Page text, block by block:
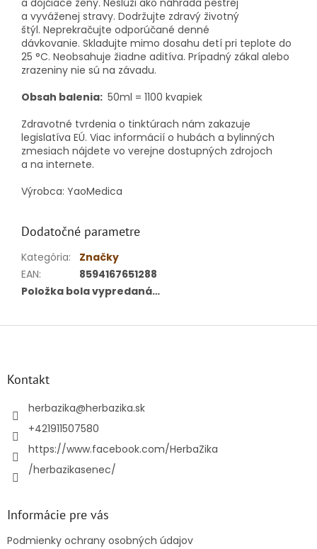
a dojčiace ženy. Neslúži ako náhrada pestrej
a vyváženej stravy. Dodržujte zdravý životný
štýl. Neprekračujte odporúčané denné
dávkovanie. Skladujte mimo dosahu detí pri teplote do
25 °C. Neobsahuje žiadne aditíva. Prípadný zákal alebo
zrazeniny nie sú na závadu.
Obsah balenia: 50ml = 1100 kvapiek
Zdravotné tvrdenia o tinktúrach nám zakazuje
legislatíva EÚ. Viac informácií o hubách a bylinných
zmesiach nájdete vo verejne dostupných zdrojoch
a na internete.
Výrobca: YaoMedica
Dodatočné parametre
Kategória:
Značky
EAN:
8594167651288
Položka bola vypredaná…
Kontakt
herbazika@herbazika.sk
+421911507580
https://www.facebook.com/HerbaZika
/herbazikasenec/
Informácie pre vás
Podmienky ochrany osobných údajov